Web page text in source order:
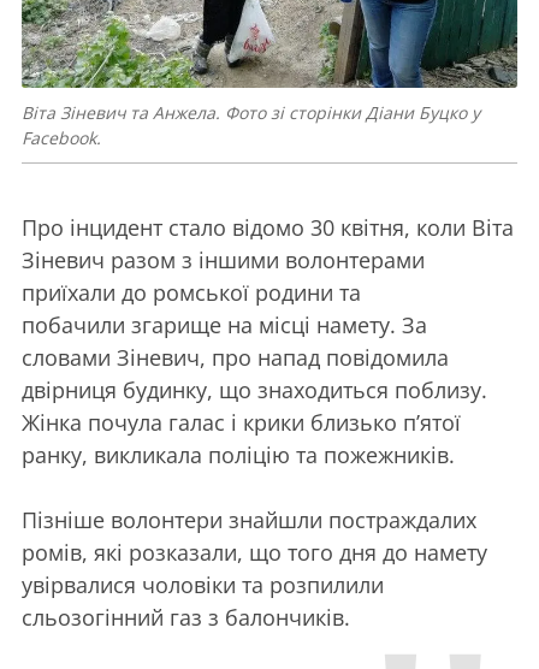
Віта Зіневич та Анжела. Фото зі сторінки Діани Буцко у
Facebook.
Про інцидент стало відомо 30 квітня, коли Віта
Зіневич разом з іншими волонтерами
приїхали до ромської родини та
побачили згарище на місці намету. За
словами Зіневич, про напад повідомила
двірниця будинку, що знаходиться поблизу.
Жінка почула галас і крики близько п’ятої
ранку, викликала поліцію та пожежників.
Пізніше волонтери знайшли постраждалих
ромів, які розказали, що того дня до намету
увірвалися чоловіки та розпилили
сльозогінний газ з балончиків.